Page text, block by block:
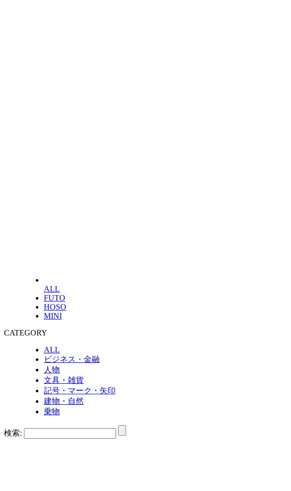
ALL
FUTO
HOSO
MINI
CATEGORY
ALL
ビジネス・金融
人物
文具・雑貨
記号・マーク・矢印
建物・自然
乗物
検索: